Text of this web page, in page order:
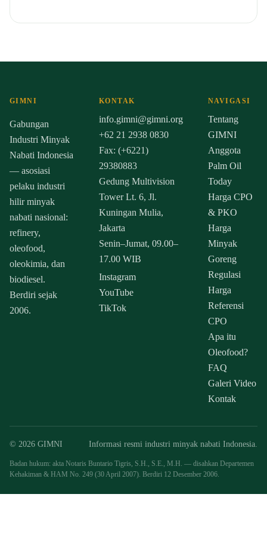
GIMNI
Gabungan
Industri Minyak
Nabati Indonesia
— asosiasi
pelaku industri
hilir minyak
nabati nasional:
refinery,
oleofood,
oleokimia, dan
biodiesel.
Berdiri sejak
2006.
KONTAK
info.gimni@gimni.org
+62 21 2938 0830
Fax: (+6221)
29380883
Gedung Multivision
Tower Lt. 6, Jl.
Kuningan Mulia,
Jakarta
Senin–Jumat, 09.00–
17.00 WIB
Instagram
YouTube
TikTok
NAVIGASI
Tentang
GIMNI
Anggota
Palm Oil
Today
Harga CPO
& PKO
Harga
Minyak
Goreng
Regulasi
Harga
Referensi
CPO
Apa itu
Oleofood?
FAQ
Galeri Video
Kontak
© 2026 GIMNI Informasi resmi industri minyak nabati Indonesia.
Badan hukum: akta Notaris Buntario Tigris, S.H., S.E., M.H. — disahkan Departemen
Kehakiman & HAM No. 249 (30 April 2007). Berdiri 12 Desember 2006.